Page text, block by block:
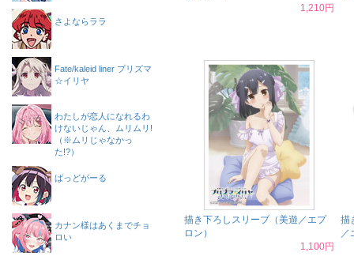
1,210円
描き下ろしスリーブ（美遊／エプ
ロン）
1,100円
描
／
さよならララ
Fate/kaleid liner プリズマ
☆イリヤ
わたしが恋人になれるわ
けないじゃん、ムリムリ!
（※ムリじゃなかっ
た!?）
ばっどがーる
カナン様はあくまでチョ
ロい